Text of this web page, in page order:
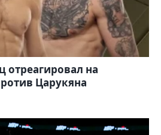
отреагировал на
Царукяна